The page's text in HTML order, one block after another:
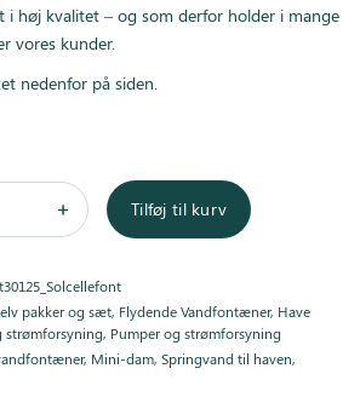
i høj kvalitet – og som derfor holder i mange
vores kunder.
nedenfor på siden.
Tilføj til kurv
pakker og sæt, Flydende Vandfontæner, Have
strømforsyning, Pumper og strømforsyning
, Mini-dam, Springvand til haven,